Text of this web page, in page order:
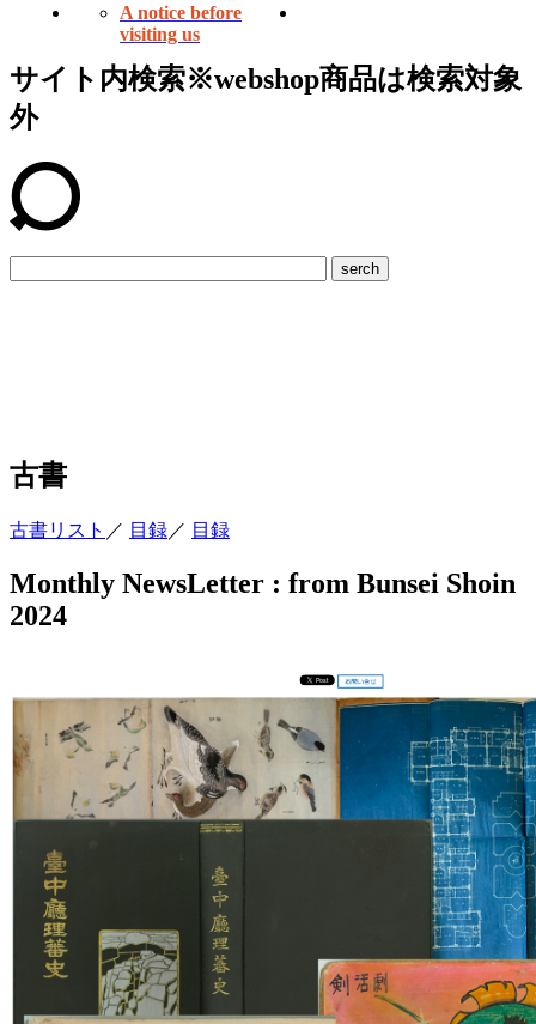
A notice before
visiting us
サイト内検索※webshop商品は検索対象
外
serch
古書
古書リスト ／ 目録／ 目録
Monthly NewsLetter : from Bunsei Shoin
2024